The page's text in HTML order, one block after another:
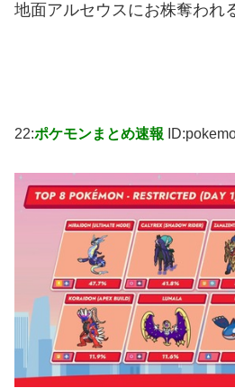
地面アルセウスにお株奪われ
22:ポケモンまとめ速報